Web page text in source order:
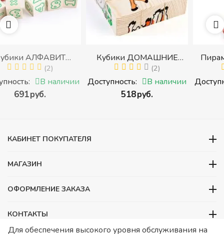
с
Кубики ДОМАШНИЕ
ЖИВОТНЫЕ (Томик)
(Набор кубиков
разрезных (складных))
Доступность: В наличии
Пирамидка "Радуга"
деталей)
среднего размера)
Доступность: В
КАБИНЕТ ПОКУПАТЕЛЯ
МАГАЗИН
ОФОРМЛЕНИЕ ЗАКАЗА
КОНТАКТЫ
Для обеспечения высокого уровня обслуживания на